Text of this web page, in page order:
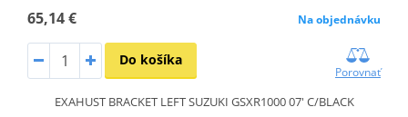
65,14 € Na objednávku
Do košíka
Porovnať
EXAHUST BRACKET LEFT SUZUKI GSXR1000 07' C/BLACK